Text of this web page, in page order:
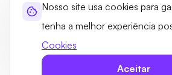
Nosso site usa cookies para
tenha a melhor experiência
Cookies
Aceitar
Sobre nós
Política de PrivacidadeJurídicoMapa do
©2026 UltaHost - Todos os direitos